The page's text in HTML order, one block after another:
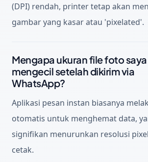
(DPI) rendah, printer tetap akan
gambar yang kasar atau 'pixelated'.
Mengapa ukuran file foto saya
mengecil setelah dikirim via
WhatsApp?
Aplikasi pesan instan biasanya
otomatis untuk menghemat data,
signifikan menurunkan resolusi
cetak.